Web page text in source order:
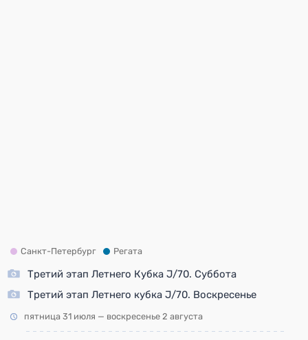
Санкт-Петербург Регата
Третий этап Летнего Кубка J/70. Суббота
Третий этап Летнего кубка J/70. Воскресенье
пятница 31 июля — воскресенье 2 августа